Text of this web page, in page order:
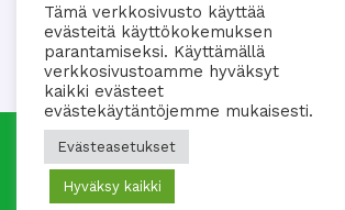
MAKASIINIKAHVILAN
© 2026 Elonkierron Ystävät ry |
Elonkierto on Elonkierron Ystävät ry:n
Tämä verkkosivusto käyttää
evästeitä käyttökokemuksen
parantamiseksi. Käyttämällä
verkkosivustoamme hyväksyt
kaikki evästeet
evästekäytäntöjemme mukaisesti.
Evästeasetukset
Hyväksy kaikki